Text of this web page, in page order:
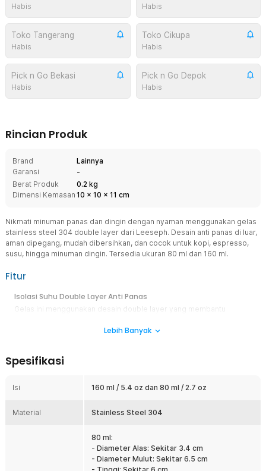
Habis Habis
Toko Tangerang
Habis
Toko Cikupa
Habis
Pick n Go Bekasi
Habis
Pick n Go Depok
Habis
Rincian Produk
Brand
Lainnya
Garansi
-
Berat Produk
0.2 kg
Dimensi Kemasan 10 x 10 x 11 cm
Nikmati minuman panas dan dingin dengan nyaman menggunakan gelas
stainless steel 304 double layer dari Leeseph. Desain anti panas di luar,
aman dipegang, mudah dibersihkan, dan cocok untuk kopi, espresso,
susu, hingga minuman dingin. Tersedia ukuran 80 ml dan 160 ml.
Fitur
Isolasi Suhu Double Layer Anti Panas
Gelas ini menggunakan desain double layer yang membantu
langsung menghantarkan panas sehingga aman dipegang tanpa
Mudah Dibersihkan dan Higienis
sehingga tidak mudah meninggalkan noda atau residu minuman.
sabun pencuci piring biasa. Aman digunakan berulang kali tanpa
Material Stainless Steel 304 Berkualitas
Terbuat dari stainless steel 304 food grade yang dikenal kuat,
tahan karat, dan aman untuk makanan serta minuman. Material ini
Lebih Banyak
Spesifikasi
Isi 160 ml / 5.4 oz dan 80 ml / 2.7 oz
Material Stainless Steel 304
80 ml:
- Diameter Alas: Sekitar 3.4 cm
- Diameter Mulut: Sekitar 6.5 cm
- Tinggi: Sekitar 6 cm